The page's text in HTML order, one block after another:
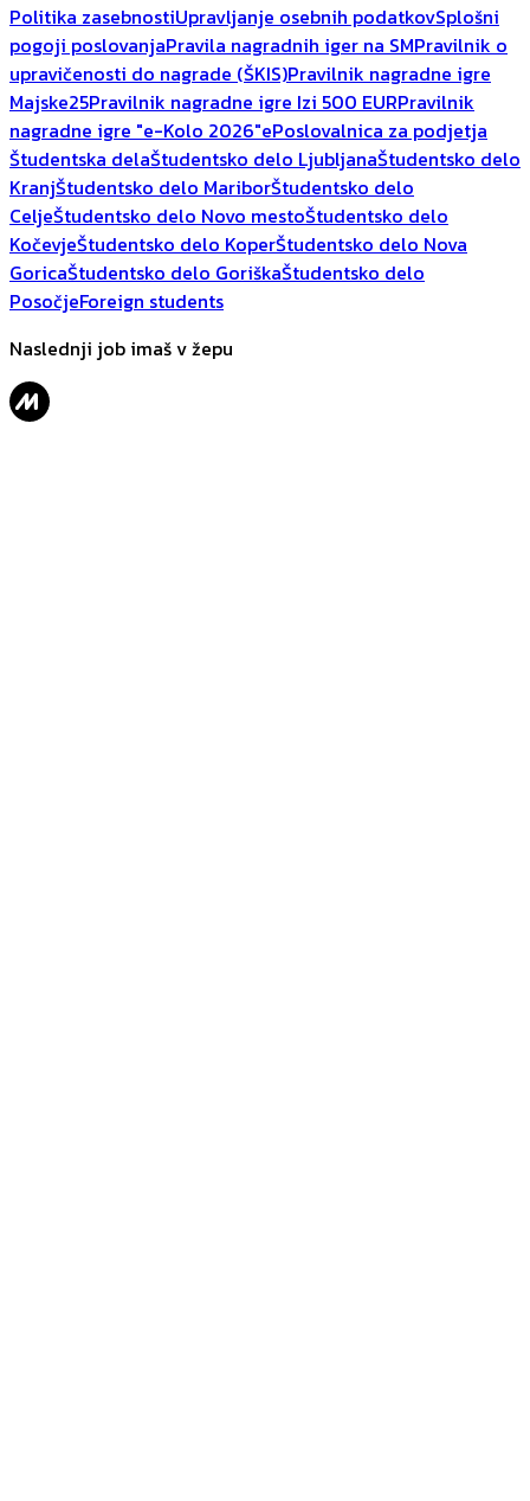
Politika zasebnostiUpravljanje osebnih podatkovSplošni
pogoji poslovanjaPravila nagradnih iger na SMPravilnik o
upravičenosti do nagrade (ŠKIS)Pravilnik nagradne igre
Majske25Pravilnik nagradne igre Izi 500 EURPravilnik
nagradne igre "e-Kolo 2026"ePoslovalnica za podjetja
Študentska delaŠtudentsko delo LjubljanaŠtudentsko delo
KranjŠtudentsko delo MariborŠtudentsko delo
CeljeŠtudentsko delo Novo mestoŠtudentsko delo
KočevjeŠtudentsko delo KoperŠtudentsko delo Nova
GoricaŠtudentsko delo GoriškaŠtudentsko delo
PosočjeForeign students
Naslednji job imaš v žepu